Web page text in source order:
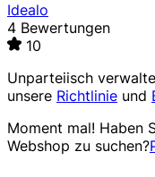
Idealo
4 Bewertungen
10
Unparteiisch
unsere Richtlinie und
Moment mal! Haben
Webshop zu suchen?